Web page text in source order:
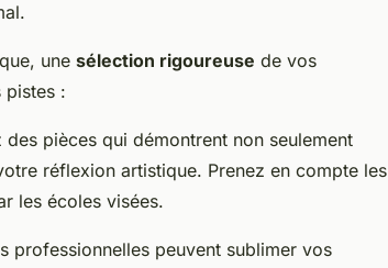
une sélection rigoureuse de vos
pistes :
des pièces qui démontrent non seulement
réflexion artistique. Prenez en compte les
les écoles visées.
professionnelles peuvent sublimer vos